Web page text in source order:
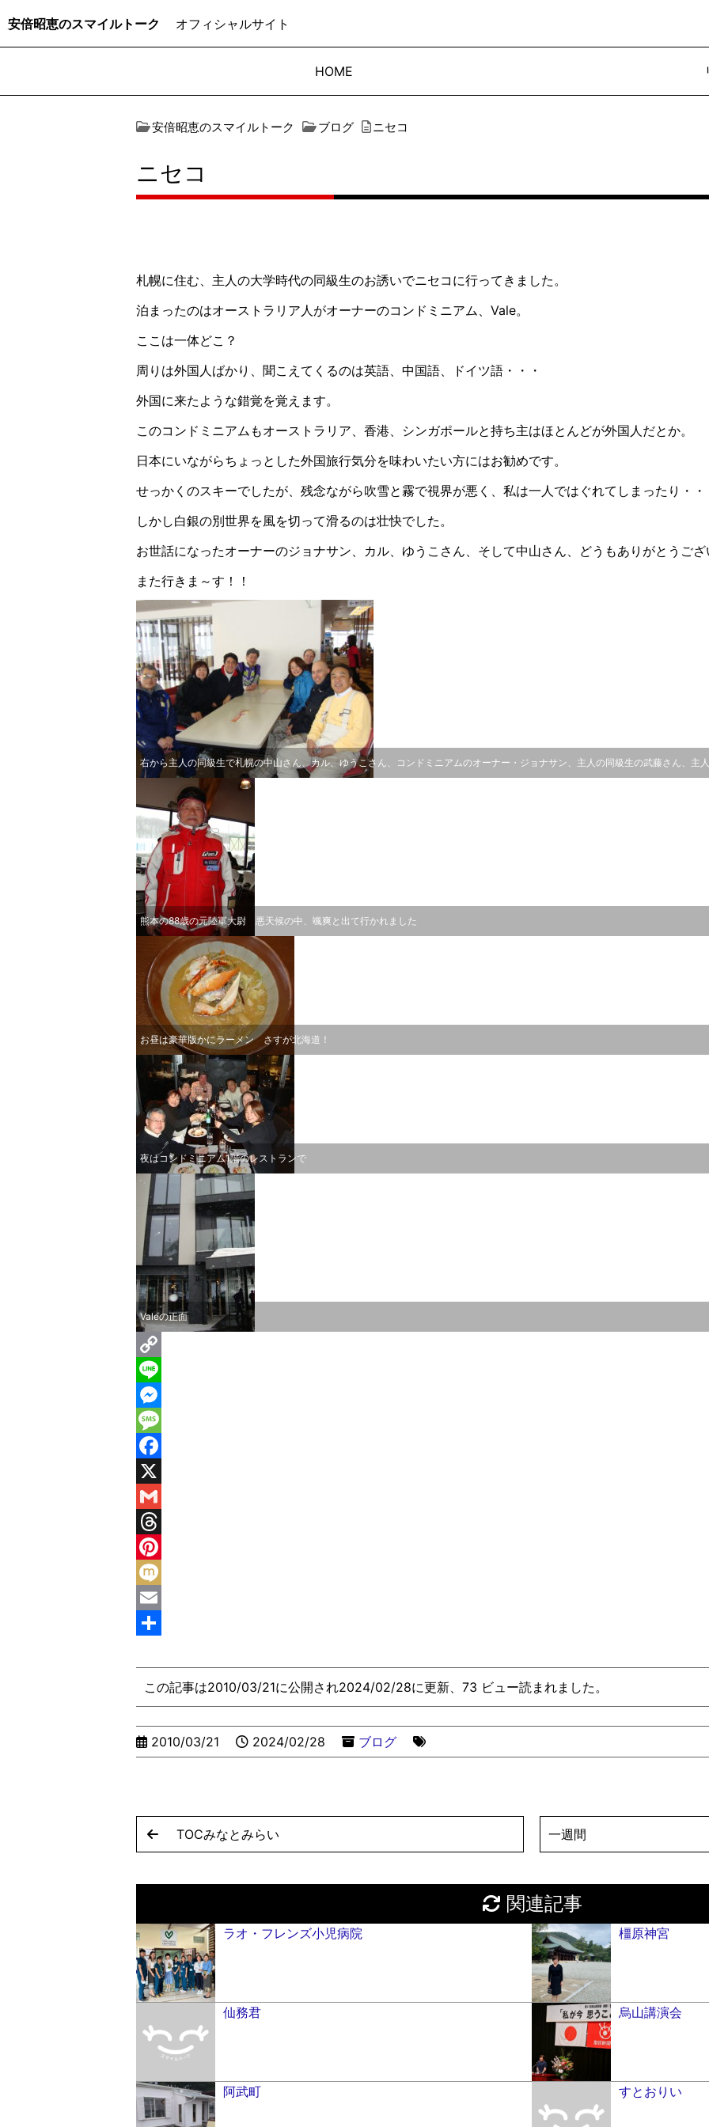
安倍昭恵のスマイルトーク オフィシャルサイト
HOME
安倍昭恵のスマイルトーク ブログ ニセコ
ニセコ
札幌に住む、主人の大学時代の同級生のお誘いでニセコに行ってきました。
泊まったのはオーストラリア人がオーナーのコンドミニアム、Vale。
ここは一体どこ？
周りは外国人ばかり、聞こえてくるのは英語、中国語、ドイツ語・・・
外国に来たような錯覚を覚えます。
このコンドミニアムもオーストラリア、香港、シンガポールと持ち主はほとんどが外国人だとか。
日本にいながらちょっとした外国旅行気分を味わいたい方にはお勧めです。
せっかくのスキーでしたが、残念ながら吹雪と霧で視界が悪く、私は一人ではぐれてしまったり・・
しかし白銀の別世界を風を切って滑るのは壮快でした。
お世話になったオーナーのジョナサン、カル、ゆうこさん、そして中山さん、どうもありがとうござ
また行きま～す！！
右から主人の同級生で札幌の中山さん、カル、ゆうこさん、コンドミニアムのオーナー・ジョナサン、主人の同級生の武藤さん、主
熊本の88歳の元陸軍大尉 悪天候の中、颯爽と出て行かれました
お昼は豪華版かにラーメン さすが北海道！
夜はコンドミニアム1階のレストランで
Valeの正面
C
o
p
y
L
n
k
L
i
n
e
M
e
s
s
e
n
g
e
M
e
s
s
a
g
e
F
a
c
e
b
o
o
X
G
m
a
T
h
r
e
P
n
e
s
M
E
l
この記事は2010/03/21に公開され2024/02/28に更新、73 ビュー読まれました。
2010/03/21 2024/02/28 ブログ
TOCみなとみらい 一週間
関連記事
ラオ・フレンズ小児病院 橿原神宮
仙務君 烏山講演会
阿武町 すとおりい